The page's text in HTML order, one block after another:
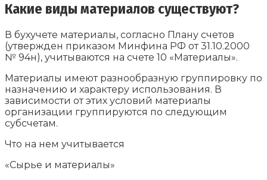
Какие виды материалов существуют?
В бухучете материалы, согласно Плану счетов
(утвержден приказом Минфина РФ от 31.10.2000
№ 94н), учитываются на счете 10 «Материалы».
Материалы имеют разнообразную группировку по
назначению и характеру использования. В
зависимости от этих условий материалы
организации группируются по следующим
субсчетам.
Что на нем учитывается
«Сырье и материалы»